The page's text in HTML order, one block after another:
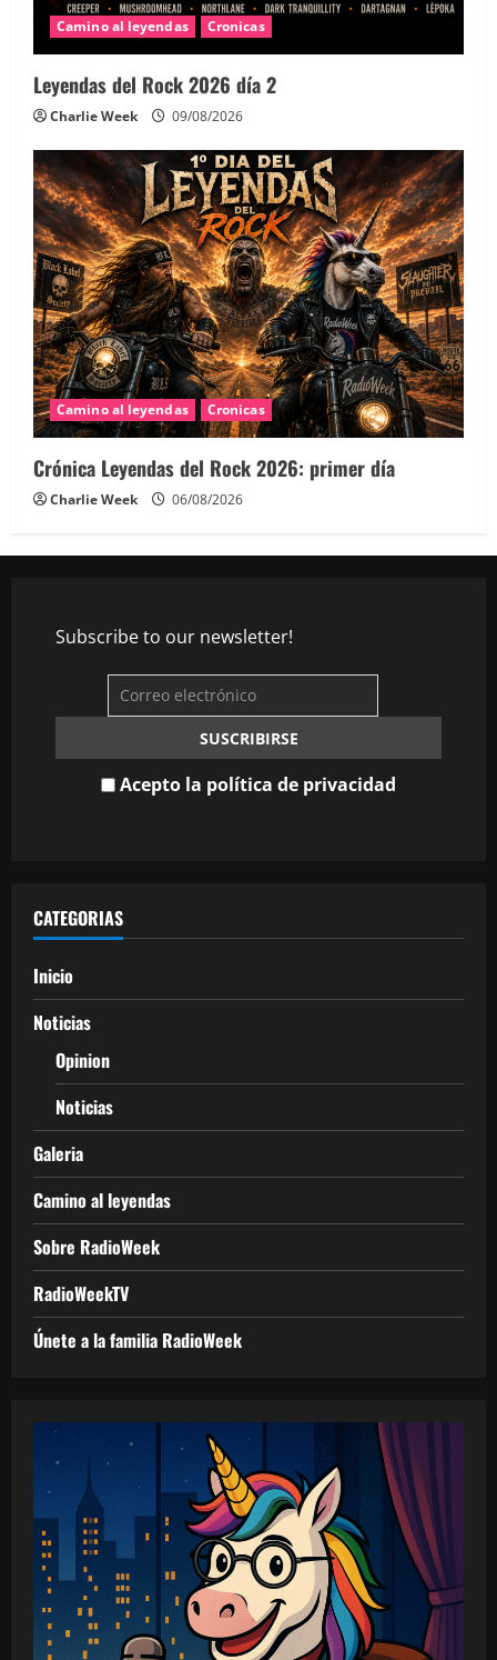
Camino al leyendas Cronicas
Leyendas del Rock 2026 día 2
Charlie Week 09/08/2026
Camino al leyendas Cronicas
Crónica Leyendas del Rock 2026: primer día
Charlie Week 06/08/2026
Subscribe to our newsletter!
Acepto la política de privacidad
CATEGORIAS
Inicio
Noticias
Opinion
Noticias
Galeria
Camino al leyendas
Sobre RadioWeek
RadioWeekTV
Únete a la familia RadioWeek